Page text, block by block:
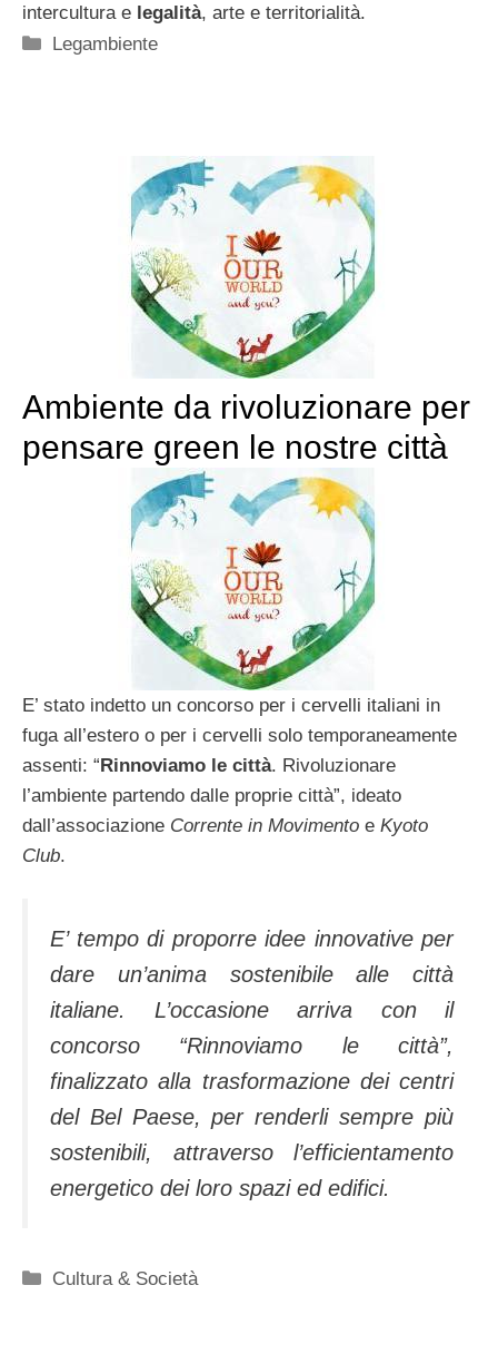
intercultura e legalità, arte e territorialità.
Categorie
Legambiente
Ambiente da rivoluzionare per
pensare green le nostre città
E’ stato indetto un concorso per i cervelli italiani in
fuga all’estero o per i cervelli solo temporaneamente
assenti: “Rinnoviamo le città. Rivoluzionare
l’ambiente partendo dalle proprie città”, ideato
dall’associazione Corrente in Movimento e Kyoto
Club.
E’ tempo di proporre idee innovative per
dare un’anima sostenibile alle città
italiane. L’occasione arriva con il
concorso “Rinnoviamo le città”,
finalizzato alla trasformazione dei centri
del Bel Paese, per renderli sempre più
sostenibili, attraverso l’efficientamento
energetico dei loro spazi ed edifici.
Categorie
Cultura & Società